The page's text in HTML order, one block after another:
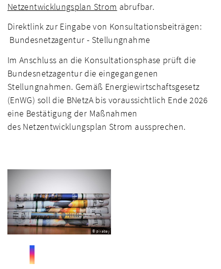
Netzentwicklungsplan Strom abrufbar.
Direktlink zur Eingabe von Konsultationsbeiträgen:
Bundesnetzagentur - Stellungnahme
Im Anschluss an die Konsultationsphase prüft die
Bundesnetzagentur die eingegangenen
Stellungnahmen. Gemäß Energiewirtschaftsgesetz
(EnWG) soll die BNetzA bis voraussichtlich Ende 2026
eine Bestätigung der Maßnahmen
des Netzentwicklungsplan Strom aussprechen.
© pixabay